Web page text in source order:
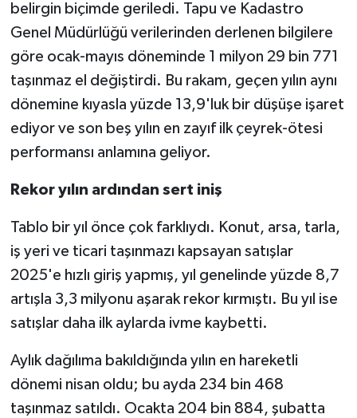
belirgin biçimde geriledi. Tapu ve Kadastro
Genel Müdürlüğü verilerinden derlenen bilgilere
göre ocak-mayıs döneminde 1 milyon 29 bin 771
taşınmaz el değiştirdi. Bu rakam, geçen yılın aynı
dönemine kıyasla yüzde 13,9'luk bir düşüşe işaret
ediyor ve son beş yılın en zayıf ilk çeyrek-ötesi
performansı anlamına geliyor.
Rekor yılın ardından sert iniş
Tablo bir yıl önce çok farklıydı. Konut, arsa, tarla,
iş yeri ve ticari taşınmazı kapsayan satışlar
2025'e hızlı giriş yapmış, yıl genelinde yüzde 8,7
artışla 3,3 milyonu aşarak rekor kırmıştı. Bu yıl ise
satışlar daha ilk aylarda ivme kaybetti.
Aylık dağılıma bakıldığında yılın en hareketli
dönemi nisan oldu; bu ayda 234 bin 468
taşınmaz satıldı. Ocakta 204 bin 884, şubatta